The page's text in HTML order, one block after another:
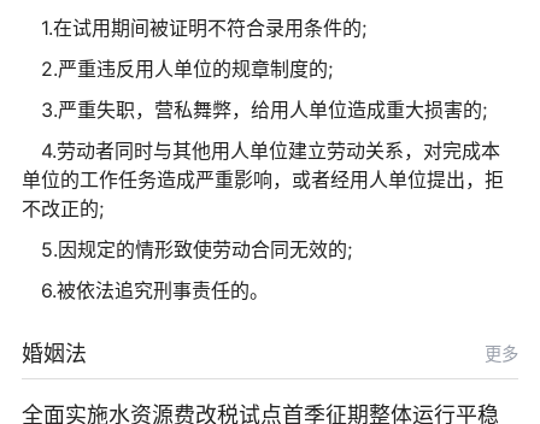
1.在试用期间被证明不符合录用条件的;
2.严重违反用人单位的规章制度的;
3.严重失职，营私舞弊，给用人单位造成重大损害的;
4.劳动者同时与其他用人单位建立劳动关系，对完成本
单位的工作任务造成严重影响，或者经用人单位提出，拒
不改正的;
5.因规定的情形致使劳动合同无效的;
6.被依法追究刑事责任的。
婚姻法 更多
全面实施水资源费改税试点首季征期整体运行平稳